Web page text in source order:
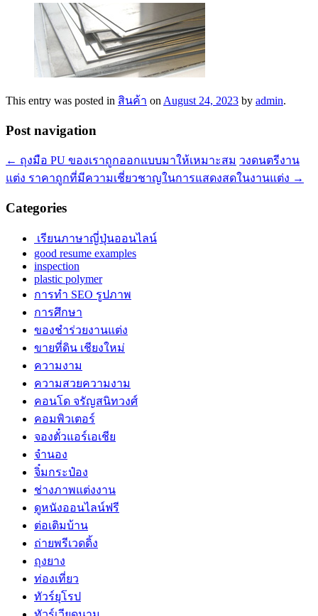
This entry was posted in สินค้า on August 24, 2023 by admin.
Post navigation
← ถุงมือ PU ของเราถูกออกแบบมาให้เหมาะสม วงดนตรีงาน
แต่ง ราคาถูกที่มีความเชี่ยวชาญในการแสดงสดในงานแต่ง →
Categories
เรียนภาษาญี่ปุ่นออนไลน์
good resume examples
inspection
plastic polymer
การทำ SEO รูปภาพ
การศึกษา
ของชำร่วยงานแต่ง
ขายที่ดิน เชียงใหม่
ความงาม
ความสวยความงาม
คอนโด จรัญสนิทวงศ์
คอมพิวเตอร์
จองตั๋วแอร์เอเชีย
จำนอง
จิ๋มกระป๋อง
ช่างภาพแต่งงาน
ดูหนังออนไลน์ฟรี
ต่อเติมบ้าน
ถ่ายพรีเวดดิ้ง
ถุงยาง
ท่องเที่ยว
ทัวร์ยุโรป